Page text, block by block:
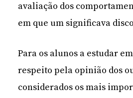
avaliação dos
em que um significava
Para os alunos a estudar
respeito pela opinião dos
considerados os mais